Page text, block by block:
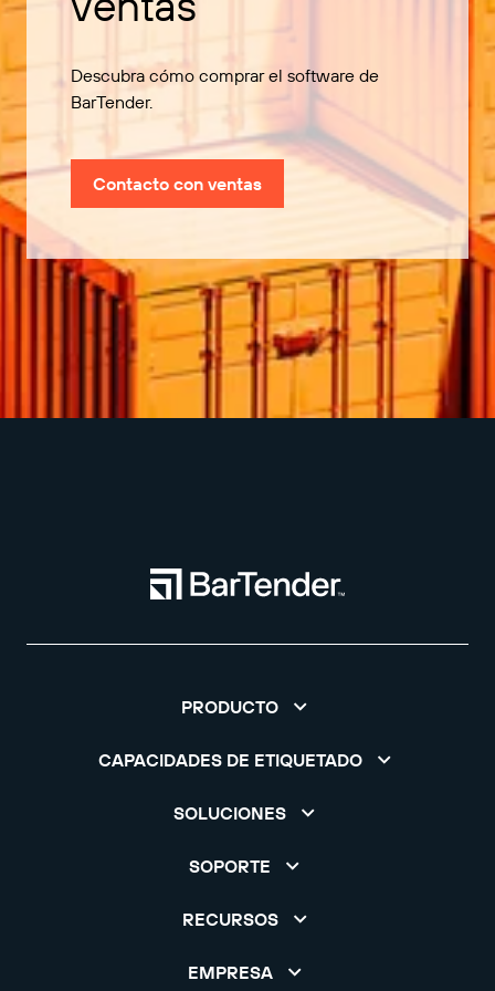
Descubra cómo comprar el software de
BarTender.
Contacto con ventas
PRODUCTO
CAPACIDADES DE ETIQUETADO
SOLUCIONES
SOPORTE
RECURSOS
EMPRESA